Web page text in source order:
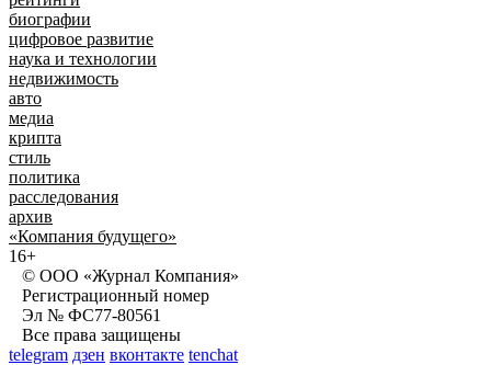
биографии
цифровое развитие
наука и технологии
недвижимость
авто
медиа
крипта
стиль
политика
расследования
архив
«Компания будущего»
16+
© ООО «Журнал Компания»
Регистрационный номер
Эл № ФС77-80561
Все права защищены
telegram дзен вконтакте tenchat